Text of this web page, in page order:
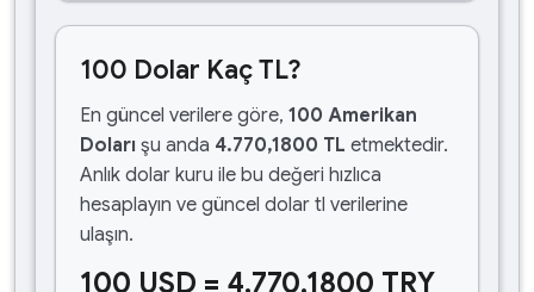
100 Dolar Kaç TL?
En güncel verilere göre, 100 Amerikan
Doları şu anda 4.770,1800 TL etmektedir.
Anlık dolar kuru ile bu değeri hızlıca
hesaplayın ve güncel dolar tl verilerine
ulaşın.
100 USD = 4.770,1800 TRY